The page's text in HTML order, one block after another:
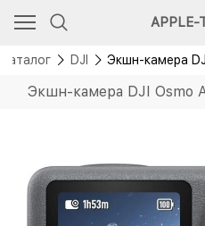
APPLE-
Каталог DJI Экшн-камера
Экшн-камера DJI Osmo